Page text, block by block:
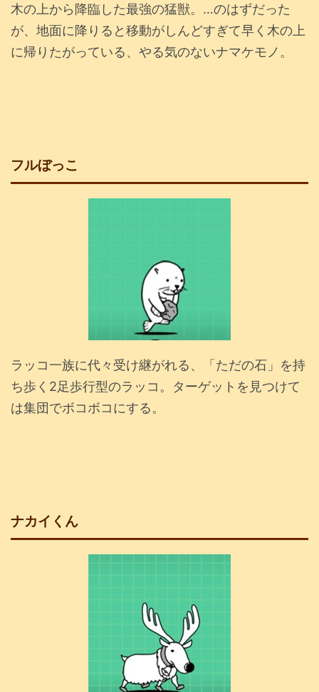
木の上から降臨した最強の猛獣。…のはずだった
が、地面に降りると移動がしんどすぎて早く木の上
に帰りたがっている、やる気のないナマケモノ。
フルぼっこ
ラッコ一族に代々受け継がれる、「ただの石」を持
ち歩く2足歩行型のラッコ。ターゲットを見つけて
は集団でボコボコにする。
ナカイくん